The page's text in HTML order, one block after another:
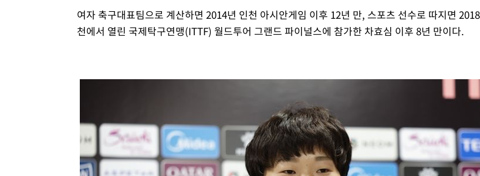
Mute
여자 축구대표팀으로 계산하면 2014년 인천 아시안게임 이후 12년 만, 스포츠 선수로 따지면
천에서 열린 국제탁구연맹(ITTF) 월드투어 그랜드 파이널스에 참가한 차효심 이후 8년 만이다.